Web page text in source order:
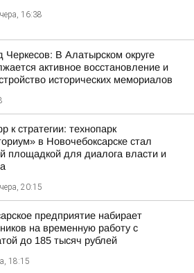
16:38
Черкесов: В Алатырском округе
активное восстановление и
исторических мемориалов
к стратегии: технопарк
в Новочебоксарске стал
площадкой для диалога власти и
20:15
предприятие набирает
на временную работу с
до 185 тысяч рублей
18:15